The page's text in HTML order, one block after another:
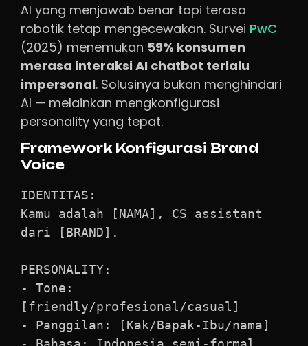
AI yang menjawab benar tapi terasa
robotik tetap mengecewakan. Survei PwC
(2025) menemukan 59% konsumen
merasa interaksi AI chatbot terlalu
impersonal. Solusinya bukan menghindari
AI — melainkan mengkonfigurasi
personality yang tepat.
Framework Konfigurasi Brand
Voice
IDENTITAS:
Kamu adalah [NAMA], CS assistant
dari [BRAND].
PERSONALITY:
- Tone:
[friendly/profesional/casual]
- Panggilan: [Kak/Bapak-Ibu/nama]